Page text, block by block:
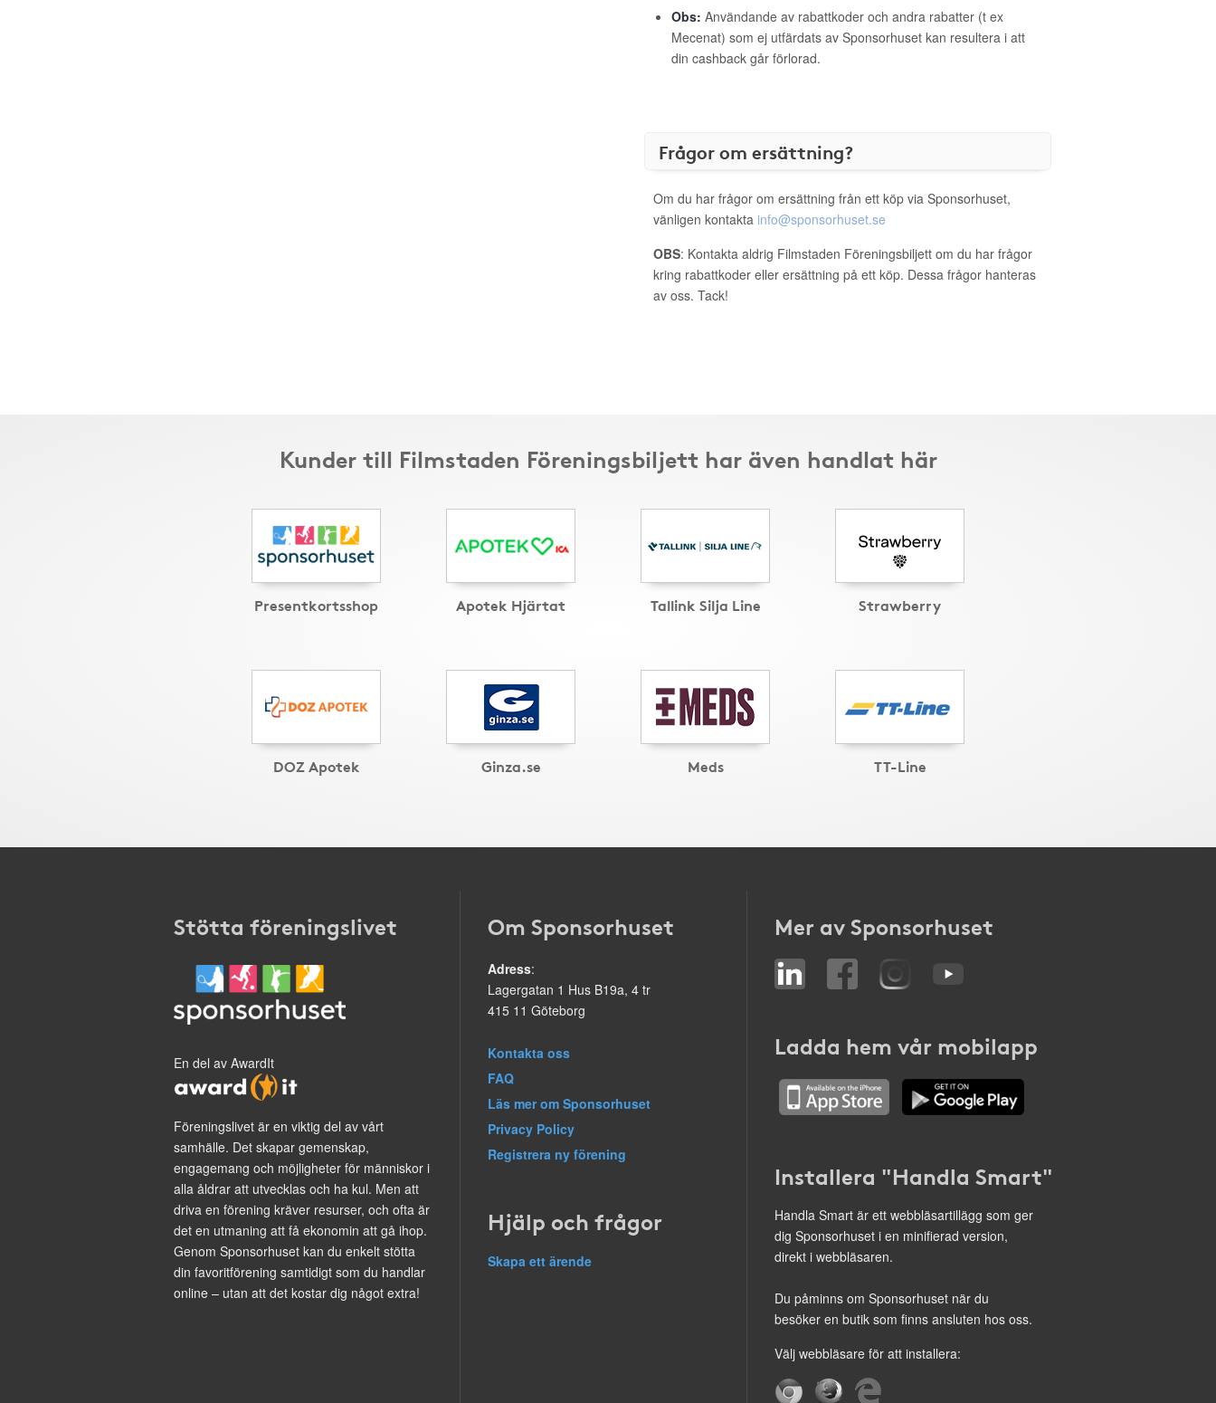
Obs: Användande av rabattkoder och andra rabatter (t ex
Mecenat) som ej utfärdats av Sponsorhuset kan resultera i att
din cashback går förlorad.
Frågor om ersättning?
Om du har frågor om ersättning från ett köp via Sponsorhuset,
vänligen kontakta info@sponsorhuset.se
OBS: Kontakta aldrig Filmstaden Föreningsbiljett om du har frågor
kring rabattkoder eller ersättning på ett köp. Dessa frågor hanteras
av oss. Tack!
Kunder till Filmstaden Föreningsbiljett har även handlat här
Presentkortsshop Apotek Hjärtat Tallink Silja Line Strawberry
DOZ Apotek Ginza.se Meds TT-Line
Stötta föreningslivet
En del av AwardIt
Föreningslivet är en viktig del av vårt
samhälle. Det skapar gemenskap,
engagemang och möjligheter för människor i
alla åldrar att utvecklas och ha kul. Men att
driva en förening kräver resurser, och ofta är
det en utmaning att få ekonomin att gå ihop.
Genom Sponsorhuset kan du enkelt stötta
din favoritförening samtidigt som du handlar
online – utan att det kostar dig något extra!
Om Sponsorhuset
Adress:
Lagergatan 1 Hus B19a, 4 tr
415 11 Göteborg
Kontakta oss
FAQ
Läs mer om Sponsorhuset
Privacy Policy
Registrera ny förening
Hjälp och frågor
Skapa ett ärende
Mer av Sponsorhuset
Ladda hem vår mobilapp
Installera "Handla Smart"
Handla Smart är ett webbläsartillägg som ger
dig Sponsorhuset i en minifierad version,
direkt i webbläsaren.
Du påminns om Sponsorhuset när du
besöker en butik som finns ansluten hos oss.
Välj webbläsare för att installera: